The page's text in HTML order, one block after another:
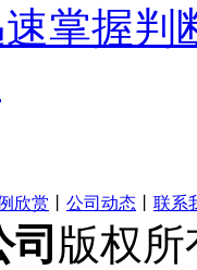
掌握判
欣赏 公司动态 联系
版权